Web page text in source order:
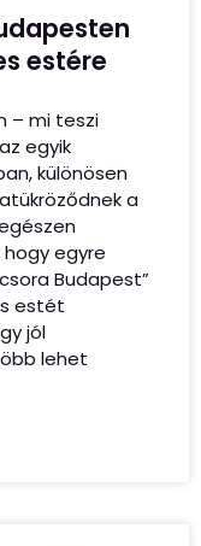
estére
– mi teszi
egyik
különösen
a
hogy egyre
Budapest”
estét
jól
lehet